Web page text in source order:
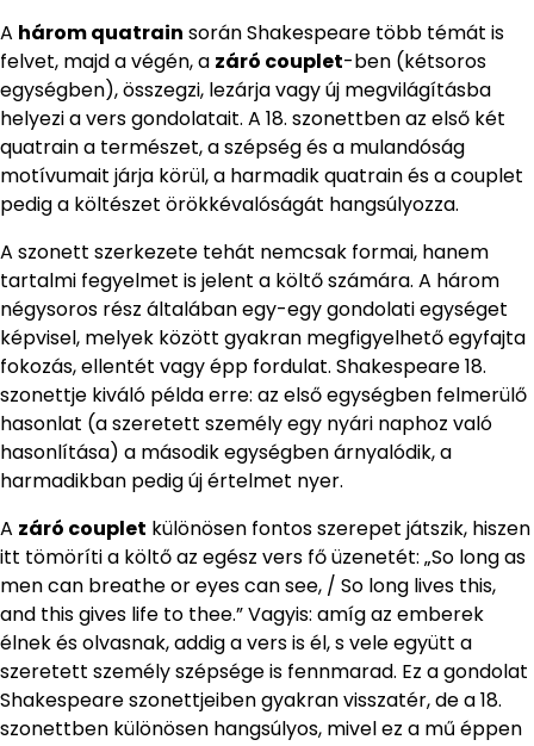
A három quatrain során Shakespeare több témát is
felvet, majd a végén, a záró couplet-ben (kétsoros
egységben), összegzi, lezárja vagy új megvilágításba
helyezi a vers gondolatait. A 18. szonettben az első két
quatrain a természet, a szépség és a mulandóság
motívumait járja körül, a harmadik quatrain és a couplet
pedig a költészet örökkévalóságát hangsúlyozza.
A szonett szerkezete tehát nemcsak formai, hanem
tartalmi fegyelmet is jelent a költő számára. A három
négysoros rész általában egy-egy gondolati egységet
képvisel, melyek között gyakran megfigyelhető egyfajta
fokozás, ellentét vagy épp fordulat. Shakespeare 18.
szonettje kiváló példa erre: az első egységben felmerülő
hasonlat (a szeretett személy egy nyári naphoz való
hasonlítása) a második egységben árnyalódik, a
harmadikban pedig új értelmet nyer.
A záró couplet különösen fontos szerepet játszik, hiszen
itt tömöríti a költő az egész vers fő üzenetét: „So long as
men can breathe or eyes can see, / So long lives this,
and this gives life to thee.” Vagyis: amíg az emberek
élnek és olvasnak, addig a vers is él, s vele együtt a
szeretett személy szépsége is fennmarad. Ez a gondolat
Shakespeare szonettjeiben gyakran visszatér, de a 18.
szonettben különösen hangsúlyos, mivel ez a mű éppen